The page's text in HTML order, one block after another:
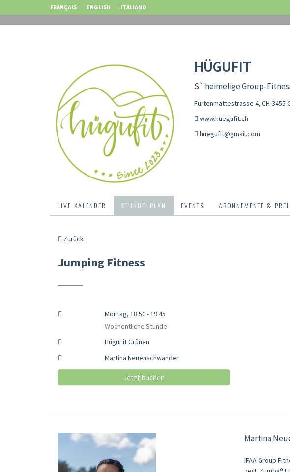
FRANÇAIS ENGLISH ITALIANO
HÜGUFIT
S` heimelige Group-
Fürtenmattestrasse 4, CH-3455
www.huegufit.ch
huegufit@gmail.com
LIVE-KALENDER STUNDENPLAN EVENTS ABONNEMENTE &
Zurück
Jumping Fitness
Montag, 18:50 - 19:45
Wöchentliche Stunde
HüguFit Grünen
Martina Neuenschwander
Jetzt buchen
Martina
IFAA Group